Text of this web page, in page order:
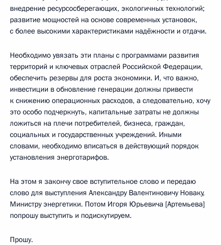
внедрение ресурсосберегающих, экологичных технологий;
развитие мощностей на основе современных установок,
с более высокими характеристиками надёжности и отдачи.
Необходимо увязать эти планы с программами развития
территорий и ключевых отраслей Российской Федерации,
обеспечить резервы для роста экономики. И, что важно,
инвестиции в обновление генерации должны привести
к снижению операционных расходов, а следовательно, хочу
это особо подчеркнуть, капитальные затраты не должны
ложиться на плечи потребителей, бизнеса, граждан,
социальных и государственных учреждений. Иными
словами, необходимо вписаться в действующий порядок
установления энерготарифов.
На этом я закончу свое вступительное слово и передаю
слово для выступления Александру Валентиновичу Новаку,
Министру энергетики. Потом Игоря Юрьевича [Артемьева]
попрошу выступить и подискутируем.
Прошу.